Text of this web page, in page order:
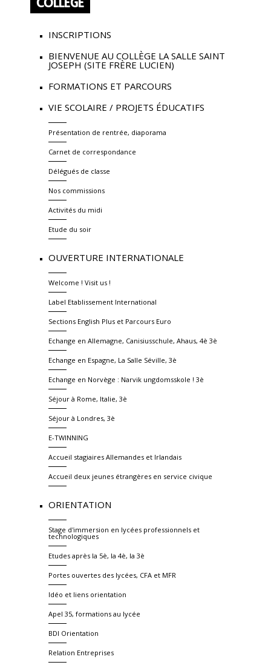
COLLÈGE
INSCRIPTIONS
BIENVENUE AU COLLÈGE LA SALLE SAINT
JOSEPH (SITE FRÈRE LUCIEN)
FORMATIONS ET PARCOURS
VIE SCOLAIRE / PROJETS ÉDUCATIFS
Présentation de rentrée, diaporama
Carnet de correspondance
Délégués de classe
Nos commissions
Activités du midi
Etude du soir
OUVERTURE INTERNATIONALE
Welcome ! Visit us !
Label Etablissement International
Sections English Plus et Parcours Euro
Echange en Allemagne, Canisiusschule, Ahaus, 4è 3è
Echange en Espagne, La Salle Séville, 3è
Echange en Norvège : Narvik ungdomsskole ! 3è
Séjour à Rome, Italie, 3è
Séjour à Londres, 3è
E-TWINNING
Accueil stagiaires Allemandes et Irlandais
Accueil deux jeunes étrangères en service civique
ORIENTATION
Stage d'immersion en lycées professionnels et
technologiques
Etudes après la 5è, la 4è, la 3è
Portes ouvertes des lycées, CFA et MFR
Idéo et liens orientation
Apel 35, formations au lycée
BDI Orientation
Relation Entreprises